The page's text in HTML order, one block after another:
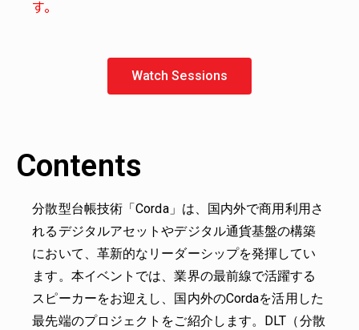
す。
Watch Sessions
Contents
分散型台帳技術「Corda」は、国内外で商用利用さ
れるデジタルアセットやデジタル通貨基盤の構築
において、革新的なリーダーシップを発揮してい
ます。本イベントでは、業界の最前線で活躍する
スピーカーをお迎えし、国内外のCordaを活用した
最先端のプロジェクトをご紹介します。DLT（分散